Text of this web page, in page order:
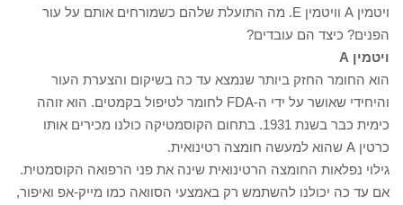
ויטמין A וויטמין E. מה התועלת שלהם כשמורחים אותם על עור
הפנים? כיצד הם עובדים?
ויטמין A
הוא החומר החזק ביותר שנמצא עד כה בשיקום והצערת העור
והיחידי שאושר על ידי ה-FDA לחומר לטיפול בקמטים. הוא זוהה
כימית כבר בשנת 1931. בתחום הקוסמטיקה כולנו מכירים אותו
כרטין A שהוא למעשה חומצה רטינואית.
גילוי נפלאות החומצה הרטינואית שינה את פני הרפואה הקוסמטית.
אם עד כה יכולנו להשתמש רק באמצעי הסוואה כמו מייק-אפ ואיפור,